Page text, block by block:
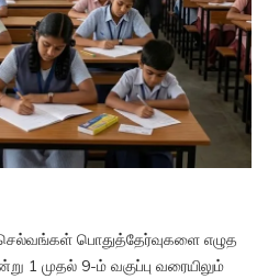
பொதுத்தேர்வுகளை எழுத
1 முதல் 9-ம் வகுப்பு வரையிலும்